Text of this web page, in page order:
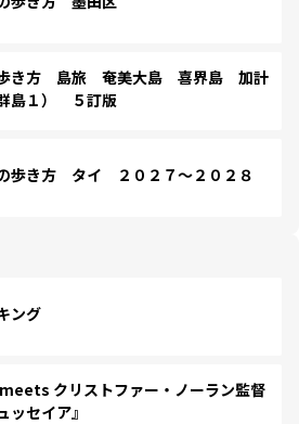
き方 島旅 奄美大島 喜界島 加計
島１） ５訂版
歩き方 タイ ２０２７～２０２８
ング
クリストファー・ノーラン監督
ッセイア』